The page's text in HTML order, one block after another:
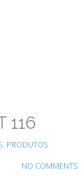
116
, PRODUTOS
NO COMMENTS